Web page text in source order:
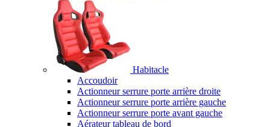
Habitacle
Accoudoir
Actionneur serrure porte arrière droite
Actionneur serrure porte arrière gauche
Actionneur serrure porte avant gauche
Aérateur tableau de bord